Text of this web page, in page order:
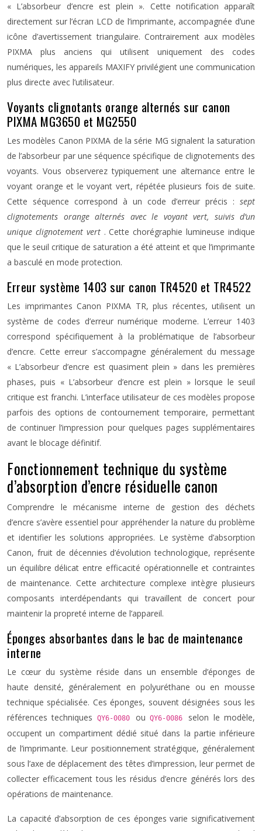
« L’absorbeur d’encre est plein ». Cette notification apparaît
directement sur l’écran LCD de l’imprimante, accompagnée d’une
icône d’avertissement triangulaire. Contrairement aux modèles
PIXMA plus anciens qui utilisent uniquement des codes
numériques, les appareils MAXIFY privilégient une communication
plus directe avec l’utilisateur.
Voyants clignotants orange alternés sur canon
PIXMA MG3650 et MG2550
Les modèles Canon PIXMA de la série MG signalent la saturation
de l’absorbeur par une séquence spécifique de clignotements des
voyants. Vous observerez typiquement une alternance entre le
voyant orange et le voyant vert, répétée plusieurs fois de suite.
Cette séquence correspond à un code d’erreur précis : sept
clignotements orange alternés avec le voyant vert, suivis d’un
unique clignotement vert . Cette chorégraphie lumineuse indique
que le seuil critique de saturation a été atteint et que l’imprimante
a basculé en mode protection.
Erreur système 1403 sur canon TR4520 et TR4522
Les imprimantes Canon PIXMA TR, plus récentes, utilisent un
système de codes d’erreur numérique moderne. L’erreur 1403
correspond spécifiquement à la problématique de l’absorbeur
d’encre. Cette erreur s’accompagne généralement du message
« L’absorbeur d’encre est quasiment plein » dans les premières
phases, puis « L’absorbeur d’encre est plein » lorsque le seuil
critique est franchi. L’interface utilisateur de ces modèles propose
parfois des options de contournement temporaire, permettant
de continuer l’impression pour quelques pages supplémentaires
avant le blocage définitif.
Fonctionnement technique du système
d’absorption d’encre résiduelle canon
Comprendre le mécanisme interne de gestion des déchets
d’encre s’avère essentiel pour appréhender la nature du problème
et identifier les solutions appropriées. Le système d’absorption
Canon, fruit de décennies d’évolution technologique, représente
un équilibre délicat entre efficacité opérationnelle et contraintes
de maintenance. Cette architecture complexe intègre plusieurs
composants interdépendants qui travaillent de concert pour
maintenir la propreté interne de l’appareil.
Éponges absorbantes dans le bac de maintenance
interne
Le cœur du système réside dans un ensemble d’éponges de
haute densité, généralement en polyuréthane ou en mousse
technique spécialisée. Ces éponges, souvent désignées sous les
références techniques
QY6-0080 ouQY6-0086 selon le modèle,
occupent un compartiment dédié situé dans la partie inférieure
de l’imprimante. Leur positionnement stratégique, généralement
sous l’axe de déplacement des têtes d’impression, leur permet de
collecter efficacement tous les résidus d’encre générés lors des
opérations de maintenance.
La capacité d’absorption de ces éponges varie significativement